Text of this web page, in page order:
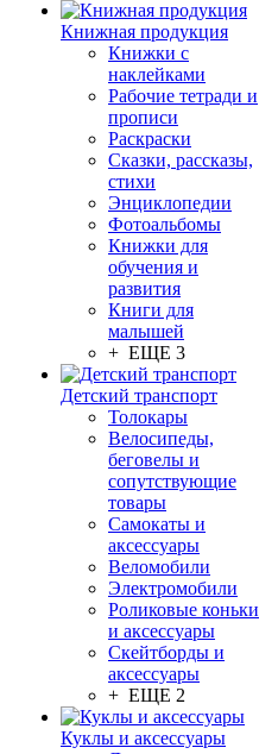
Книжная продукция
Книжки с
наклейками
Рабочие тетради и
прописи
Раскраски
Сказки, рассказы,
стихи
Энциклопедии
Фотоальбомы
Книжки для
обучения и
развития
Книги для
малышей
+ ЕЩЕ 3
Детский транспорт
Толокары
Велосипеды,
беговелы и
сопутствующие
товары
Самокаты и
аксессуары
Веломобили
Электромобили
Роликовые коньки
и аксессуары
Скейтборды и
аксессуары
+ ЕЩЕ 2
Куклы и аксессуары